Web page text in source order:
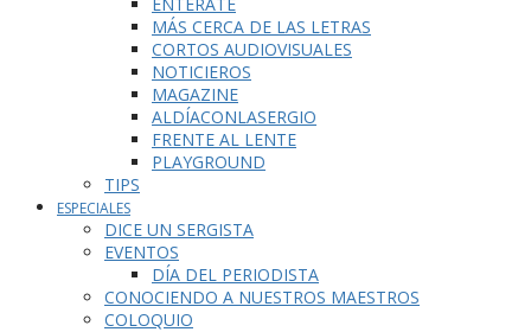
MÁS CERCA DE LAS LETRAS
CORTOS AUDIOVISUALES
NOTICIEROS
MAGAZINE
ALDÍACONLASERGIO
FRENTE AL LENTE
PLAYGROUND
TIPS
ESPECIALES
DICE UN SERGISTA
EVENTOS
DÍA DEL PERIODISTA
CONOCIENDO A NUESTROS MAESTROS
COLOQUIO